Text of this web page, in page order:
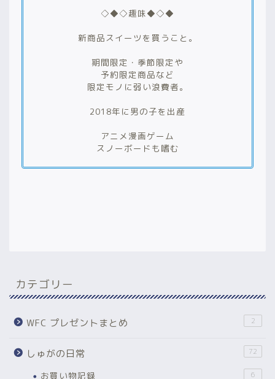
◇◆◇趣味◆◇◆
新商品スイーツを買うこと。
期間限定・季節限定や
予約限定商品など
限定モノに弱い浪費者。
2018年に男の子を出産
アニメ漫画ゲーム
スノーボードも嗜む
カテゴリー
WFC プレゼントまとめ 2
しゅがの日常 72
お買い物記録 6